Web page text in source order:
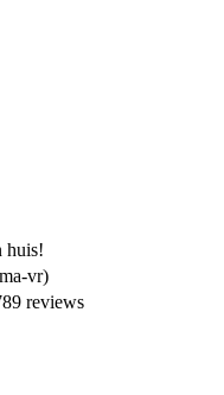
huis!
vr)
reviews